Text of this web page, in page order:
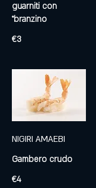
guarniti con
°branzino
€3
NIGIRI AMAEBI
Gambero crudo
€4